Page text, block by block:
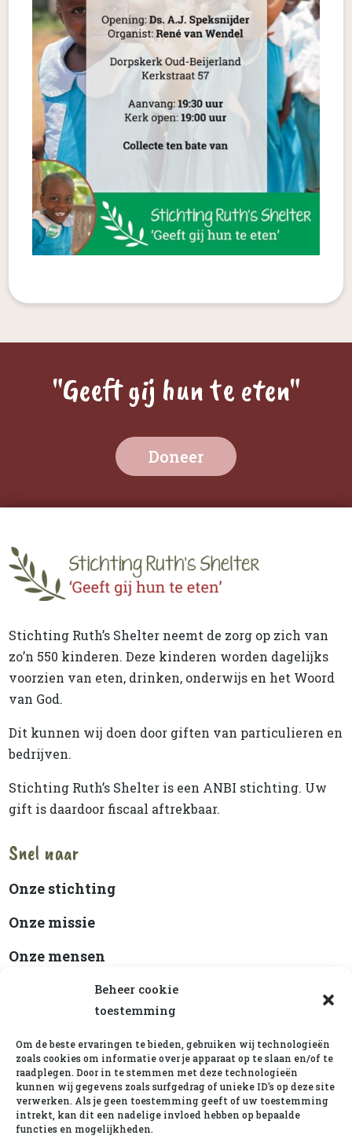
Beheer cookie
toestemming
Om de beste ervaringen te bieden, gebruiken wij technologieën
zoals cookies om informatie over je apparaat op te slaan en/of te
raadplegen. Door in te stemmen met deze technologieën
kunnen wij gegevens zoals surfgedrag of unieke ID's op deze site
verwerken. Als je geen toestemming geeft of uw toestemming
intrekt, kan dit een nadelige invloed hebben op bepaalde
functies en mogelijkheden.
"Geeft gij hun te eten"
Doneer
Stichting Ruth’s Shelter neemt de zorg op zich van
zo’n 550 kinderen. Deze kinderen worden dagelijks
voorzien van eten, drinken, onderwijs en het Woord
van God.
Dit kunnen wij doen door giften van particulieren en
bedrijven.
Stichting Ruth’s Shelter is een ANBI stichting. Uw
gift is daardoor fiscaal aftrekbaar.
Snel naar
Onze stichting
Onze missie
Onze mensen
Beleidsplan
Cookiebeleid
Ruth’s Shelter op Social